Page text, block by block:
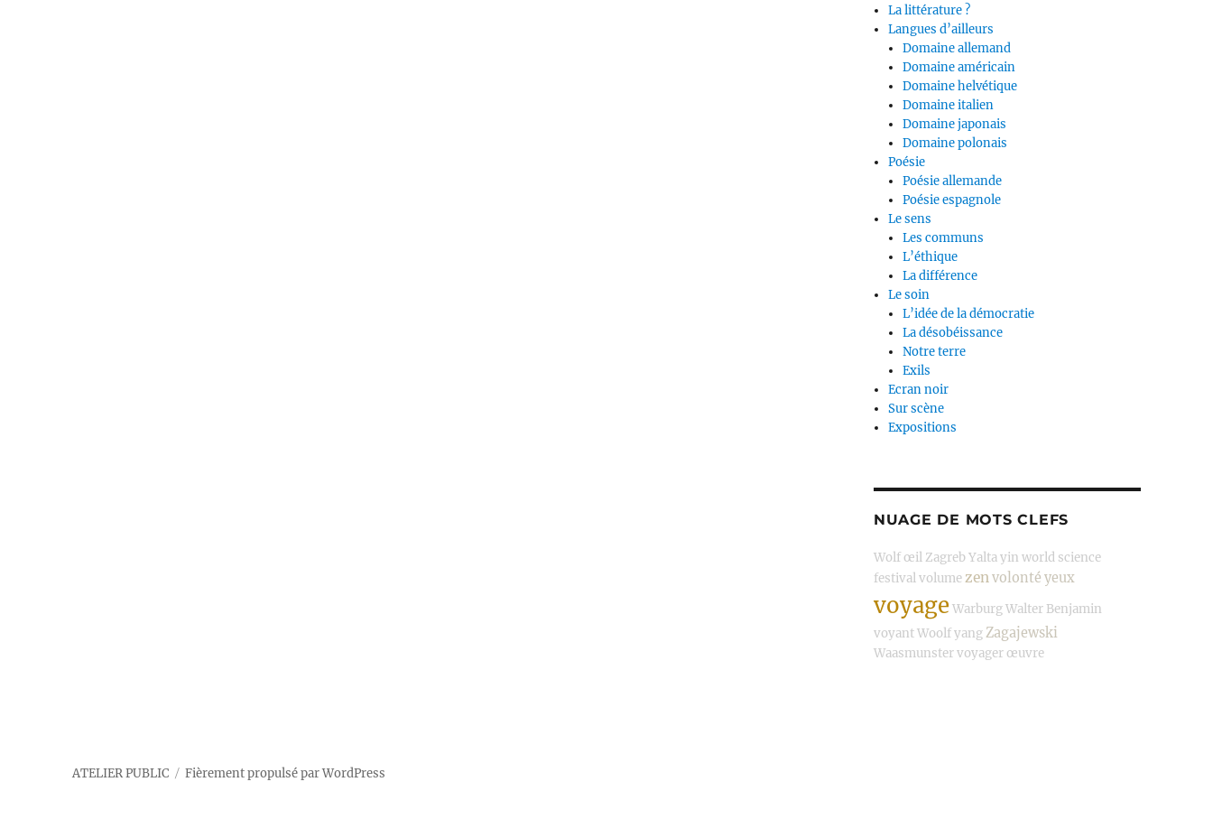
La littérature ?
Langues d’ailleurs
Domaine allemand
Domaine américain
Domaine helvétique
Domaine italien
Domaine japonais
Domaine polonais
Poésie
Poésie allemande
Poésie espagnole
Le sens
Les communs
L’éthique
La différence
Le soin
L’idée de la démocratie
La désobéissance
Notre terre
Exils
Ecran noir
Sur scène
Expositions
NUAGE DE MOTS CLEFS
Wolf œil ZagrebYaltayin world science
festivalvolumezenvolonté yeux
voyage WarburgWalter Benjamin
voyantWoolfyangZagajewski
Waasmunstervoyager œuvre
ATELIER PUBLIC Fièrement propulsé par WordPress